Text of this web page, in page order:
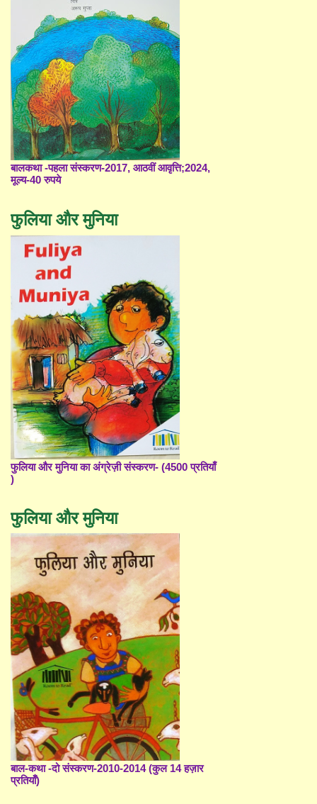
बालकथा -पहला संस्करण-2017, आठवीं आवृत्ति;2024,
मूल्य-40 रुपये
फुलिया और मुनिया
फुलिया और मुनिया का अंग्रेज़ी संस्करण- (4500 प्रतियाँ
)
फुलिया और मुनिया
बाल-कथा -दो संस्करण-2010-2014 (कुल 14 हज़ार
प्रतियाँ)